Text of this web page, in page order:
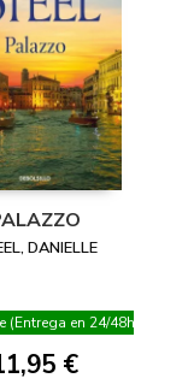
DANIELLE
(Entrega en 24/48h)
€